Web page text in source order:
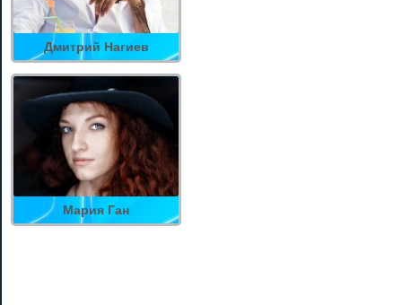
Дмитрий Нагиев
Мария Ган